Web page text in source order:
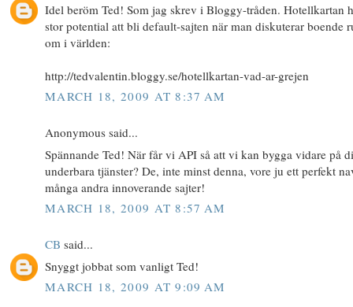
Idel beröm Ted! Som jag skrev i Bloggy-tråden. Hotellkartan
stor potential att bli default-sajten när man diskuterar boende
om i världen:
http://tedvalentin.bloggy.se/hotellkartan-vad-ar-grejen
MARCH 18, 2009 AT 8:37 AM
Anonymous said...
Spännande Ted! När får vi API så att vi kan bygga vidare på
underbara tjänster? De, inte minst denna, vore ju ett perfekt
många andra innoverande sajter!
MARCH 18, 2009 AT 8:57 AM
CB said...
Snyggt jobbat som vanligt Ted!
MARCH 18, 2009 AT 9:09 AM